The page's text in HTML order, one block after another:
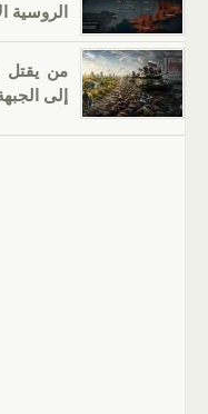
الروسية
من يقتل
إلى